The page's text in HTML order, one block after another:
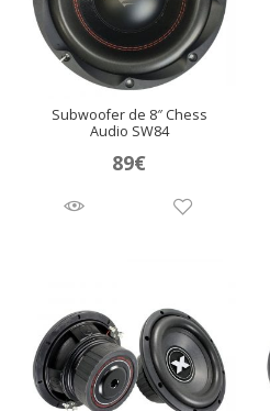
Subwoofer de 8″ Chess
Audio SW84
89€